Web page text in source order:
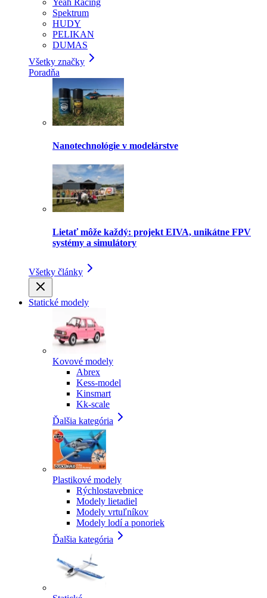
Yeah Racing
Spektrum
HUDY
PELIKAN
DUMAS
Všetky značky
Poradňa
Nanotechnológie v modelárstve
Lietať môže každý: projekt EIVA, unikátne FPV
systémy a simulátory
Všetky články
Statické modely
Kovové modely
Abrex
Kess-model
Kinsmart
Kk-scale
Ďalšia kategória
Plastikové modely
Rýchlostavebnice
Modely lietadiel
Modely vrtuľníkov
Modely lodí a ponoriek
Ďalšia kategória